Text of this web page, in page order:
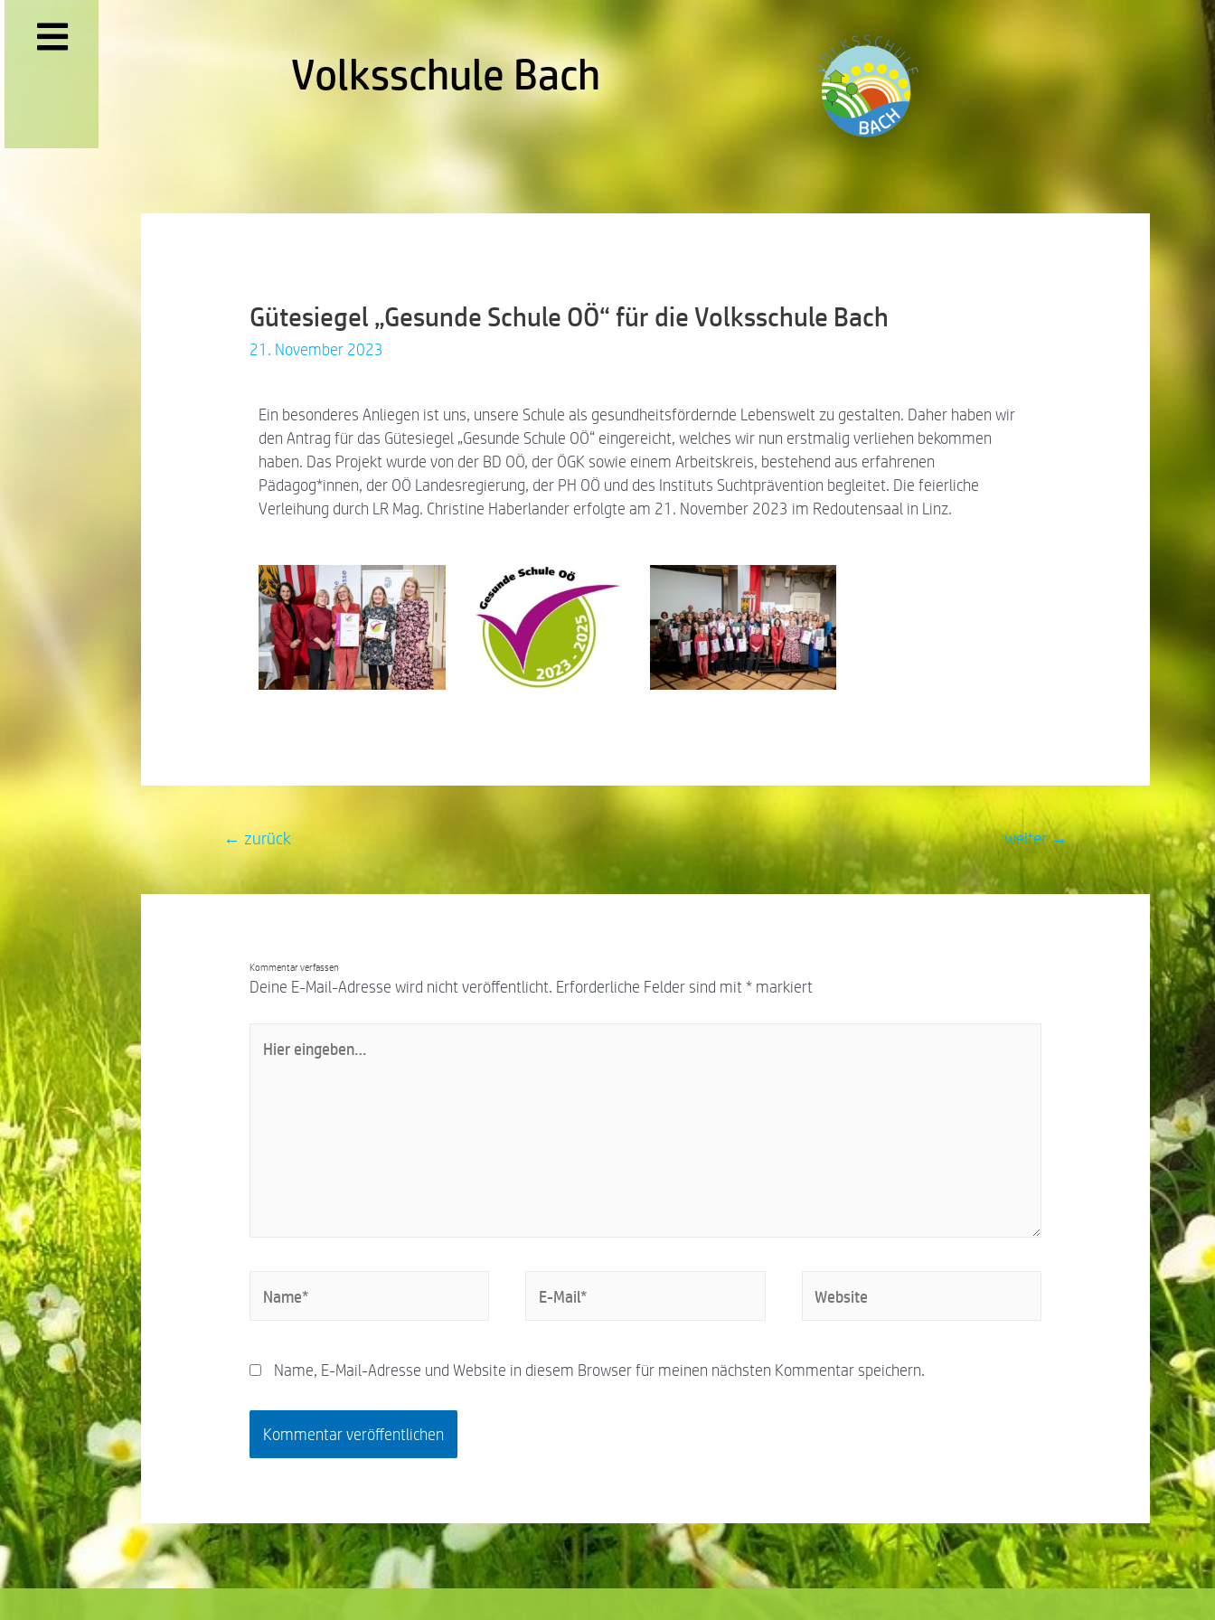
Volksschule Bach
Gütesiegel „Gesunde Schule OÖ“ für die Volksschule Bach
21. November 2023
Ein besonderes Anliegen ist uns, unsere Schule als gesundheitsfördernde Lebenswelt zu gestalten. Daher haben wir
den Antrag für das Gütesiegel „Gesunde Schule OÖ“ eingereicht, welches wir nun erstmalig verliehen bekommen
haben. Das Projekt wurde von der BD OÖ, der ÖGK sowie einem Arbeitskreis, bestehend aus erfahrenen
Pädagog*innen, der OÖ Landesregierung, der PH OÖ und des Instituts Suchtprävention begleitet. Die feierliche
Verleihung durch LR Mag. Christine Haberlander erfolgte am 21. November 2023 im Redoutensaal in Linz.
← zurück weiter→
Kommentar verfassen
Deine E-Mail-Adresse wird nicht veröffentlicht. Erforderliche Felder sind mit* markiert
Name, E-Mail-Adresse und Website in diesem Browser für meinen nächsten Kommentar speichern.